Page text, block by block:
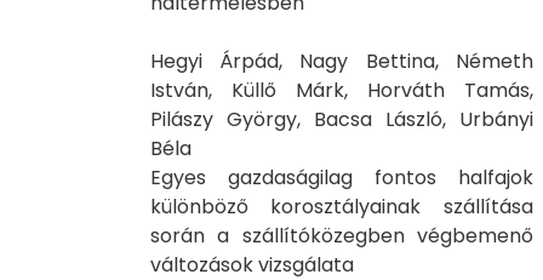
Hegyi Árpád, Nagy Bettina, Németh
István, Küllő Márk, Horváth Tamás,
Pilászy György, Bacsa László, Urbányi
Béla
Egyes gazdaságilag fontos halfajok
különböző korosztályainak szállítása
során a szállítóközegben végbemenő
változások vizsgálata